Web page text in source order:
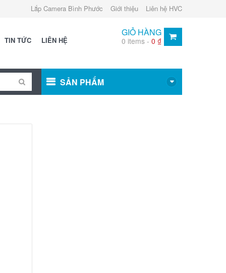
Lắp Camera Bình Phước Giới thiệu Liên hệ HVC
TIN TỨC LIÊN HỆ
GIỎ HÀNG
0 items -0 ₫
SẢN PHẨM